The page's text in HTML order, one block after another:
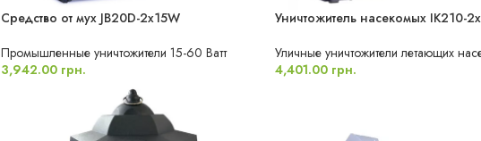
ХИТ ПРОДАЖ
Средство от мух JB20D-2x15W
Промышленные уничтожители 15-60 Ватт
3,942.00 грн.
ВЛАГОЗАЩИЩЕННЫЙ
Уничтожитель насекомых IK210-
Уличные уничтожители летающих
4,401.00 грн.